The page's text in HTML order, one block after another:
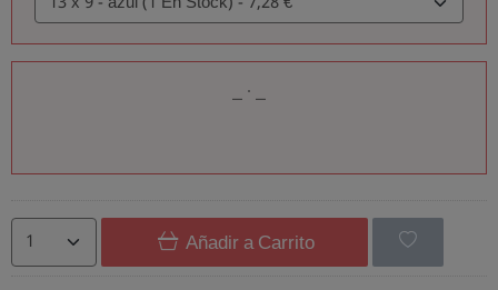
Añadir a Carrito